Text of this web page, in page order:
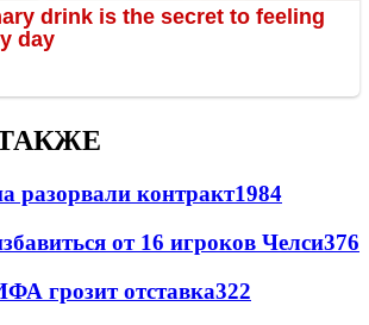
разорвали контракт1984
от 16 игроков Челси376
грозит отставка322